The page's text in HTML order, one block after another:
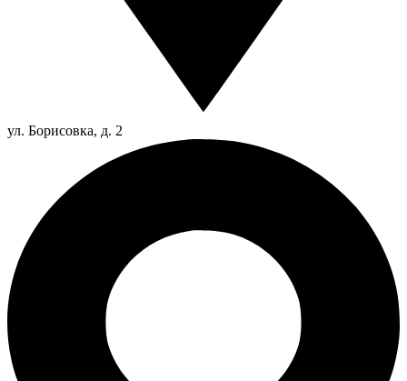
ул. Борисовка, д. 2